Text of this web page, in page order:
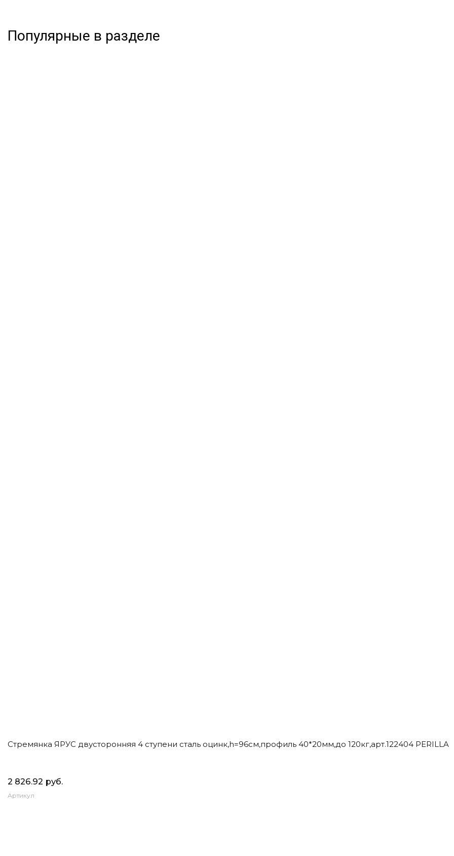
Популярные в разделе
Стремянка ЯРУС двусторонняя 4 ступени сталь оцинк,h=96см,профиль 40*20мм,до 120кг,арт.122404 PERILLA
2 826.92 руб.
Артикул